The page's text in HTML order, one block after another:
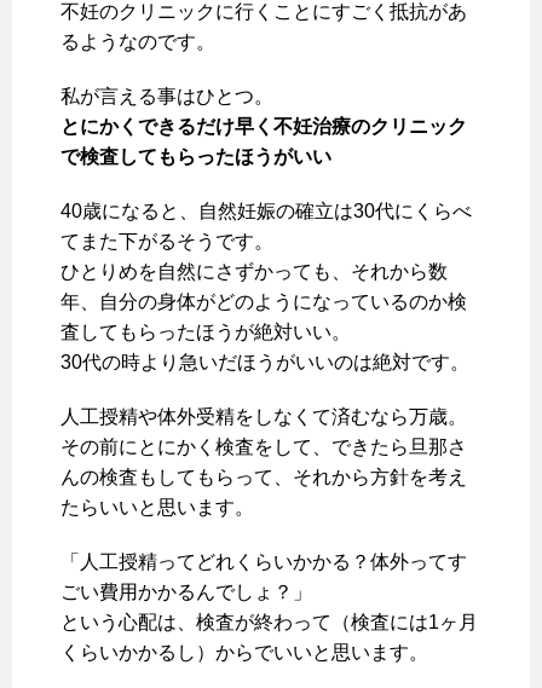
不妊のクリニックに行くことにすごく抵抗があ
るようなのです。
私が言える事はひとつ。
とにかくできるだけ早く不妊治療のクリニック
で検査してもらったほうがいい
40歳になると、自然妊娠の確立は30代にくらべ
てまた下がるそうです。
ひとりめを自然にさずかっても、それから数
年、自分の身体がどのようになっているのか検
査してもらったほうが絶対いい。
30代の時より急いだほうがいいのは絶対です。
人工授精や体外受精をしなくて済むなら万歳。
その前にとにかく検査をして、できたら旦那さ
んの検査もしてもらって、それから方針を考え
たらいいと思います。
「人工授精ってどれくらいかかる？体外ってす
ごい費用かかるんでしょ？」
という心配は、検査が終わって（検査には1ヶ月
くらいかかるし）からでいいと思います。